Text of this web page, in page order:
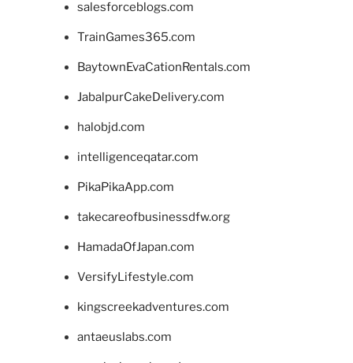
salesforceblogs.com
TrainGames365.com
BaytownEvaCationRentals.com
JabalpurCakeDelivery.com
halobjd.com
intelligenceqatar.com
PikaPikaApp.com
takecareofbusinessdfw.org
HamadaOfJapan.com
VersifyLifestyle.com
kingscreekadventures.com
antaeuslabs.com